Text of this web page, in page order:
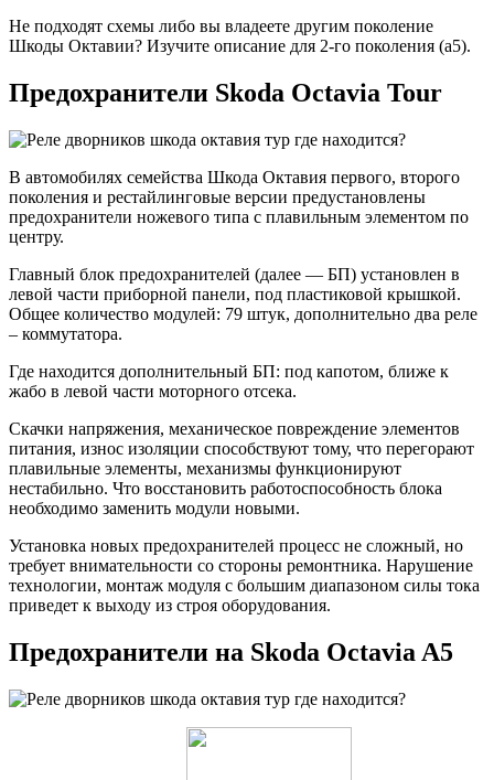
Не подходят схемы либо вы владеете другим поколение
Шкоды Октавии? Изучите описание для 2-го поколения (а5).
Предохранители Skoda Octavia Tour
В автомобилях семейства Шкода Октавия первого, второго
поколения и рестайлинговые версии предустановлены
предохранители ножевого типа с плавильным элементом по
центру.
Главный блок предохранителей (далее — БП) установлен в
левой части приборной панели, под пластиковой крышкой.
Общее количество модулей: 79 штук, дополнительно два реле
– коммутатора.
Где находится дополнительный БП: под капотом, ближе к
жабо в левой части моторного отсека.
Скачки напряжения, механическое повреждение элементов
питания, износ изоляции способствуют тому, что перегорают
плавильные элементы, механизмы функционируют
нестабильно. Что восстановить работоспособность блока
необходимо заменить модули новыми.
Установка новых предохранителей процесс не сложный, но
требует внимательности со стороны ремонтника. Нарушение
технологии, монтаж модуля с большим диапазоном силы тока
приведет к выходу из строя оборудования.
Предохранители на Skoda Octavia A5